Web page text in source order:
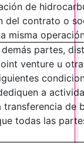
de
del contrato o
misma
partes,
venture u
a
de
todas las